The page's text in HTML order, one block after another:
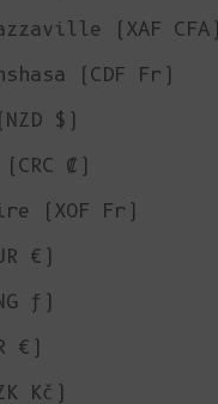
(XAF CFA)
(CDF Fr)
$)
₡)
(XOF Fr)
€)
ƒ)
€)
Kč)